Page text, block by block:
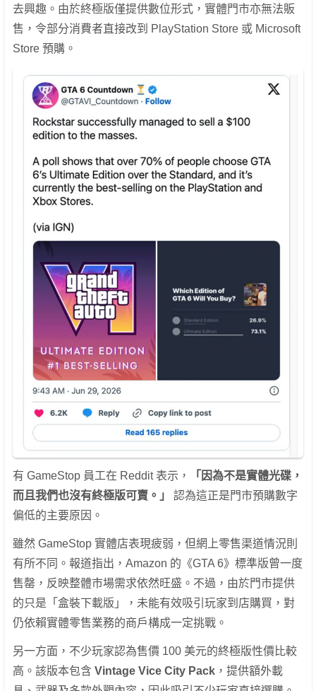
去興趣。由於終極版僅提供數位形式，實體門市亦無法販
售，令部分消費者直接改到 PlayStation Store 或 Microsoft
Store 預購。
有 GameStop 員工在 Reddit 表示，
「因為不是實體光碟，
而且我們也沒有終極版可賣。」
認為這正是門市預購數字
偏低的主要原因。
雖然 GameStop 實體店表現疲弱，但網上零售渠道情況則
有所不同。報道指出，Amazon 的《GTA 6》標準版曾一度
售罄，反映整體市場需求依然旺盛。不過，由於門市提供
的只是「盒裝下載版」，未能有效吸引玩家到店購買，對
仍依賴實體零售業務的商戶構成一定挑戰。
另一方面，不少玩家認為售價 100 美元的終極版性價比較
高。該版本包含 Vintage Vice City Pack ，提供額外載